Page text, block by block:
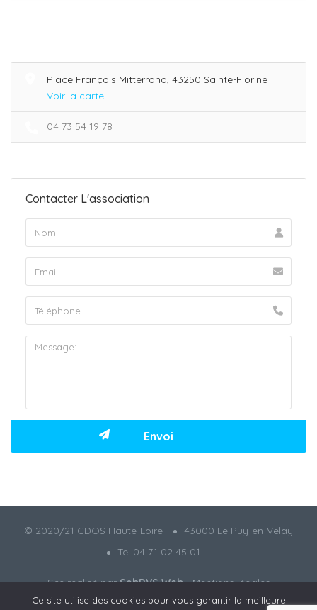
Place François Mitterrand, 43250 Sainte-Florine
Voir la carte
04 73 54 19 78
Contacter L'association
© 2020/21 CDOS Haute-Loire
43000 Le Puy-en-Velay
Tel 04 71 02 45 01
Site réalisé parSebDVS Web-Mentions légales
Ce site utilise des cookies pour vous garantir la meilleure